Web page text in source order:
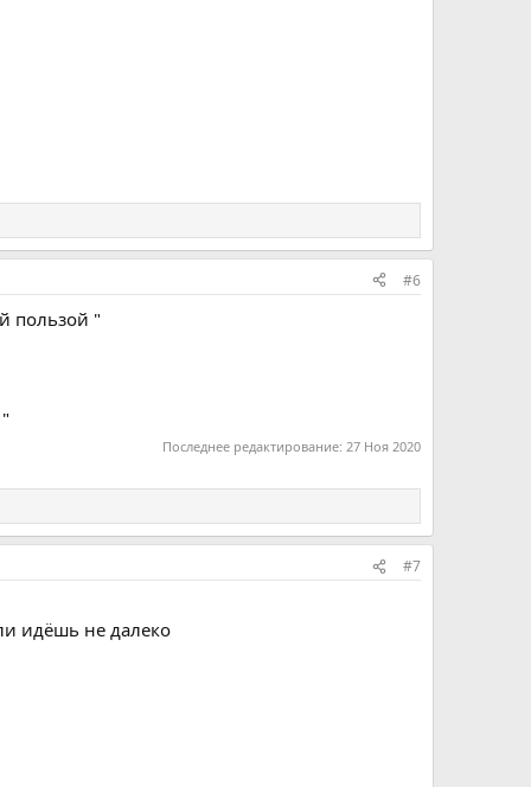
#6
пользой "
Последнее редактирование: 27 Ноя 2020
#7
идёшь не далеко